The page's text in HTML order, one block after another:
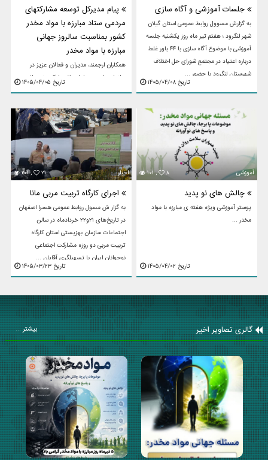
جلسات آموزشی و آگاه سازی
به گزارش مسوول روابط عمومی استان گیلان
شهر لنگرود ؛ هفتم تیر ماه روز یکشنبه جلسه
آموزشی با موضوع آگاه سازی با ۴۴ باور غلط
درباره اعتیاد در مجتمع شورای حل اختلاف
شهرستان لنگرود با حضور ...
تاریخ ۱۴۰۵/۰۴/۰۸
پیام مدیرکل توسعه مشارکتهای
مردمی ستاد مبارزه با مواد مخدر
کشور بمناسبت سالروز جهانی
مبارزه با مواد مخدر
همکاران ارجمند، مدیران و فعالان عزیز در
سازمان‌های مردم‌نهادسلام علیکمروز جهانی
مبارزه با مواد مخدر، فرصتی است برای
مسئولیت یک دستگاه یا ...
تاریخ ۱۴۰۵/۰۴/۰۵
۱۰۱ , ۸ آموزشی
چالش های نو پدید
پوستر آموزشی ویژه هفته ی مبارزه با مواد
مخدر ...
تاریخ ۱۴۰۵/۰۴/۰۲
۲۰۱ , ۲۱ اخبار
اجرای کارگاه تربیت مربی مانا
به گزار ش مسول روابط عمومی هسرا اصفهان
در تاریخ‌های ۲۱و۲۲ خردادماه در سالن
اجتماعات سازمان بهزیستی استان کارگاه
تربیت مربی دو روزه مشارکت اجتماعی
نوجوانان ایران با تسهیلگری آقایان ...
تاریخ ۱۴۰۵/۰۳/۲۳
گالری تصاویر اخیر بیشتر ...